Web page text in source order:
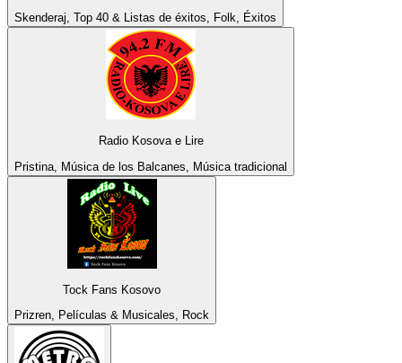
Skenderaj, Top 40 & Listas de éxitos, Folk, Éxitos
Radio Kosova e Lire
Pristina, Música de los Balcanes, Música tradicional
Tock Fans Kosovo
Prizren, Películas & Musicales, Rock